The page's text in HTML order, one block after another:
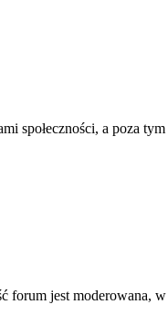
społeczności, a poza
forum jest moderowana,